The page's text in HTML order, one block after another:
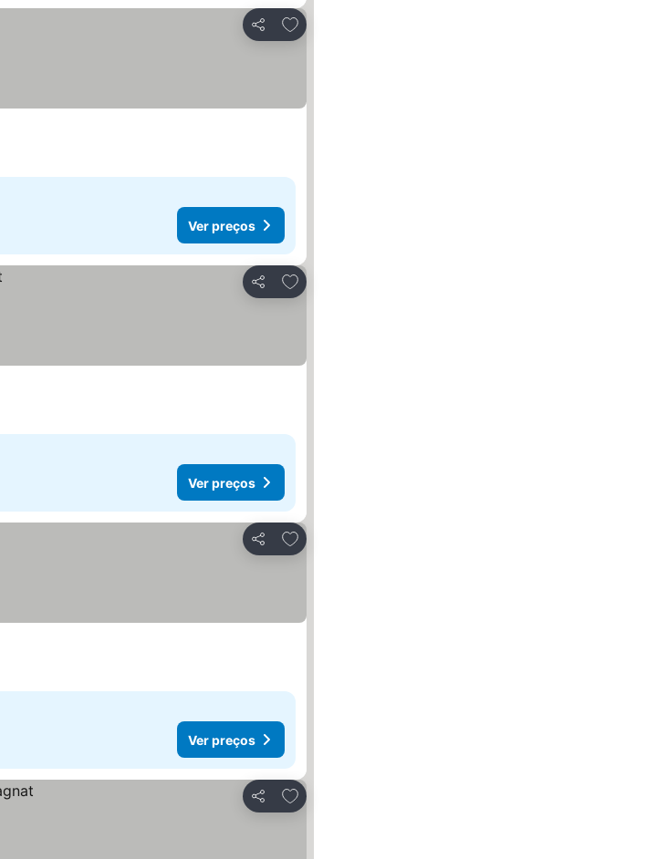
Partilhar
Adicionar aos favoritos
Ver preços
Partilhar
Adicionar aos favoritos
Ver preços
Partilhar
Adicionar aos favoritos
Ver preços
Partilhar
Adicionar aos favoritos